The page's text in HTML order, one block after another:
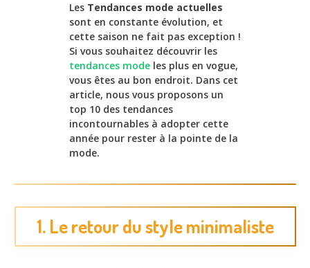
Les Tendances mode actuelles
sont en constante évolution, et
cette saison ne fait pas exception !
Si vous souhaitez découvrir les
tendances mode les plus en vogue,
vous êtes au bon endroit. Dans cet
article, nous vous proposons un
top 10 des tendances
incontournables à adopter cette
année pour rester à la pointe de la
mode.
1. Le retour du style minimaliste